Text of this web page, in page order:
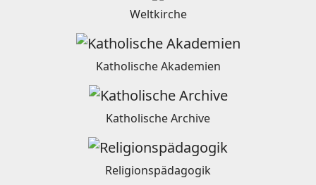
Weltkirche
Katholische Akademien
Katholische Archive
Religionspädagogik